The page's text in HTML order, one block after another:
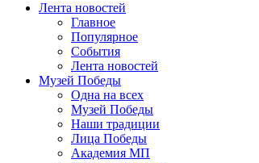
Лента новостей
Главное
Популярное
События
Лента новостей
Музей Победы
Одна на всех
Музей Победы
Наши традиции
Лица Победы
Академия МП